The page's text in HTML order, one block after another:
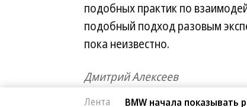
подобных практик по
подобный подход разовым
пока неизвестно.
Дмитрий Алексеев
Лента BMW начала